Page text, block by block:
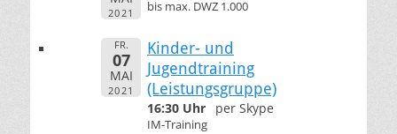
2021 bis max. DWZ 1.000
FR.
07
MAI
2021
Kinder- und
Jugendtraining
(Leistungsgruppe)
16:30 Uhr per Skype
IM-Training